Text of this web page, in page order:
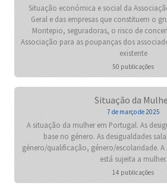
Situação económica e social da
Geral e das empresas que constituem o
Montepio, seguradoras, o risco de
Associação para as poupanças dos
existente
50 publicações
Situação da
7 de março de 2025
A situação da mulher em Portugal. As
base no género. As desigualdades
género/qualificação, género/escolaridade.
está sujeita a mulher.
14 publicações